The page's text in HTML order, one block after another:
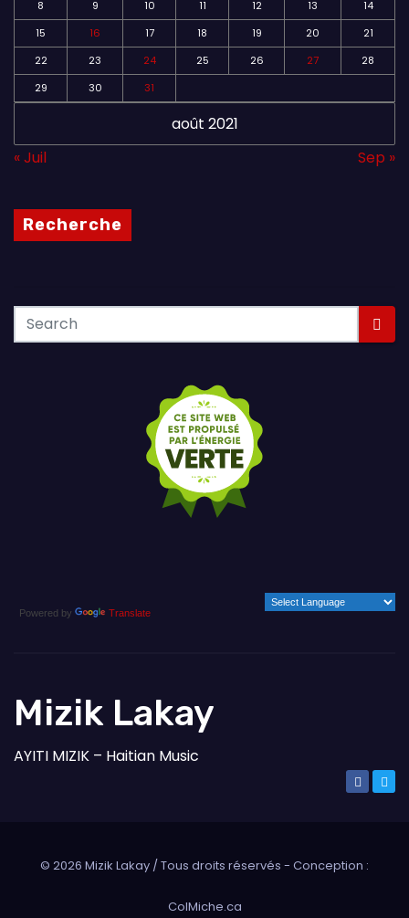
août 2021
8
9 10 11 12 13
14
15
16 17 18 19 20
21
22
23 24 25 26 27
28
29
30 31
« Juil Sep »
Recherche
Powered by Translate
Mizik Lakay
AYITI MIZIK – Haitian Music
© 2026 Mizik Lakay / Tous droits réservés - Conception :
ColMiche.ca